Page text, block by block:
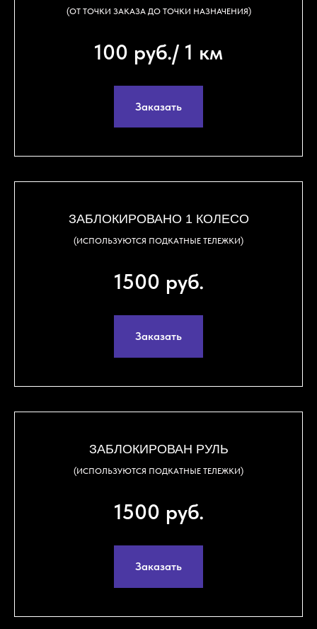
(ОТ ТОЧКИ ЗАКАЗА ДО ТОЧКИ НАЗНАЧЕНИЯ)
100 руб./ 1 км
Заказать
ЗАБЛОКИРОВАНО 1 КОЛЕСО
(ИСПОЛЬЗУЮТСЯ ПОДКАТНЫЕ ТЕЛЕЖКИ)
1500 руб.
Заказать
ЗАБЛОКИРОВАН РУЛЬ
(ИСПОЛЬЗУЮТСЯ ПОДКАТНЫЕ ТЕЛЕЖКИ)
1500 руб.
Заказать